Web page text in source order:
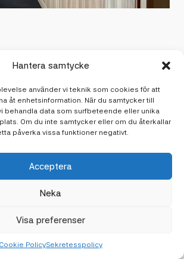
Hantera samtycke
använder vi teknik som cookies för att
åt enhetsinformation. När du samtycker till
behandla data som surfbeteende eller unika
Om du inte samtycker eller om du återkallar
påverka vissa funktioner negativt.
Acceptera
Neka
Visa preferenser
Cookie PolicySekretesspolicy
med våra senaste tankar, tips och